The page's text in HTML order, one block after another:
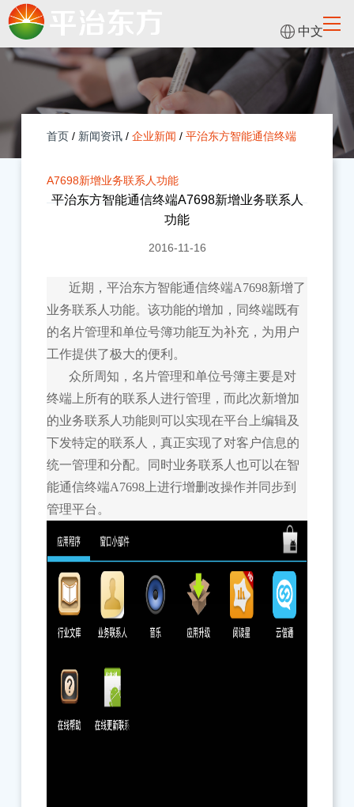
中文
首页/ 新闻资讯/ 企业新闻 / 平治东方智能通信终端
A7698新增业务联系人功能
平治东方智能通信终端A7698新增业务联系人
功能
2016-11-16
近期，平治东方智能通信终端A7698新增了
业务联系人功能。该功能的增加，同终端既有
的名片管理和单位号簿功能互为补充，为用户
工作提供了极大的便利。
众所周知，名片管理和单位号簿主要是对
终端上所有的联系人进行管理，而此次新增加
的业务联系人功能则可以实现在平台上编辑及
下发特定的联系人，真正实现了对客户信息的
统一管理和分配。同时业务联系人也可以在智
能通信终端A7698上进行增删改操作并同步到
管理平台。